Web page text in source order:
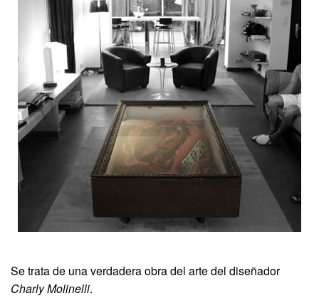
Se trata de una verdadera obra del arte del diseñador
Charly Molinelli.